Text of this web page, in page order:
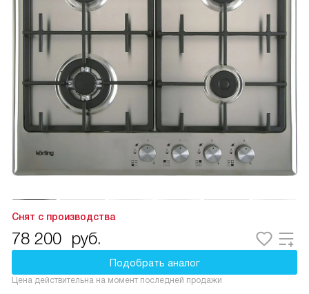
Снят с производства
78 200 руб.
Подобрать аналог
Цена действительна на момент последней продажи